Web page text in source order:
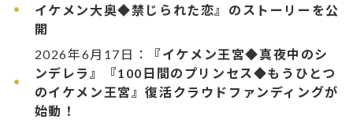
イケメン大奥◆禁じられた恋』のストーリーを公
開
2026年6月17日：
『イケメン王宮◆真夜中のシ
ンデレラ』『100日間のプリンセス◆もうひとつ
のイケメン王宮』復活クラウドファンディングが
始動！